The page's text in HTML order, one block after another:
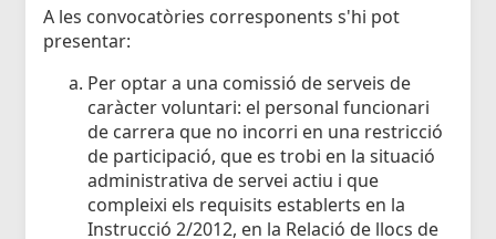
A les convocatòries corresponents s'hi pot
presentar:
Per optar a una comissió de serveis de
caràcter voluntari: el personal funcionari
de carrera que no incorri en una restricció
de participació, que es trobi en la situació
administrativa de servei actiu i que
compleixi els requisits establerts en la
Instrucció 2/2012, en la Relació de llocs de